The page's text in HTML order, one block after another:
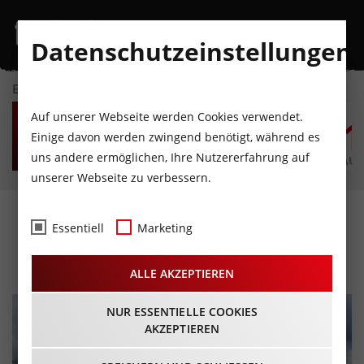
EVENTKALENDER
MO
10
AUGUST
DI
11
AUGUST
MI
12
AUGUST
DO
13
AUGUST
FR
14
AUGUST
Ferienregion Tirol West
Datenschutzeinstellungen
Auf unserer Webseite werden Cookies verwendet.
Einige davon werden zwingend benötigt, während es
uns andere ermöglichen, Ihre Nutzererfahrung auf
unserer Webseite zu verbessern.
Essentiell Marketing
ALLE AKZEPTIEREN
NUR ESSENTIELLE COOKIES
AKZEPTIEREN